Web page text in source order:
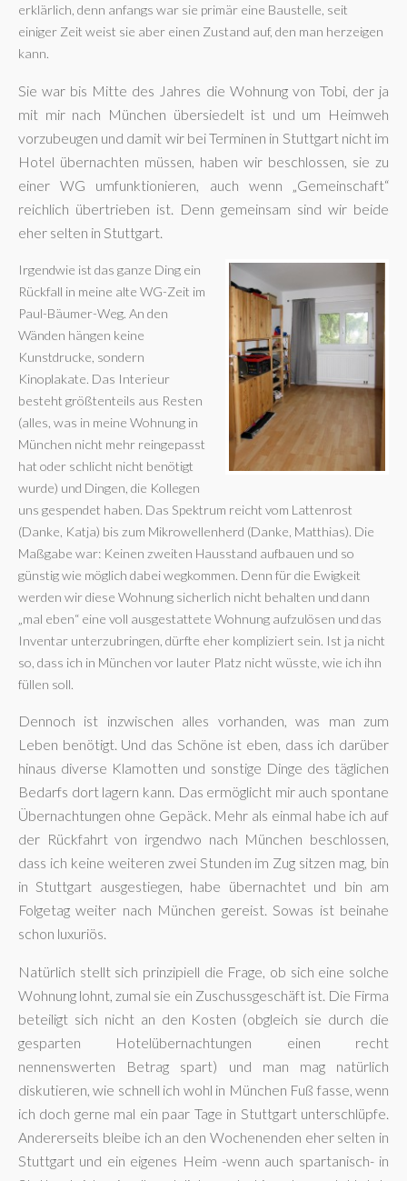
erklärlich, denn anfangs war sie primär eine Baustelle, seit
einiger Zeit weist sie aber einen Zustand auf, den man herzeigen
kann.
Sie war bis Mitte des Jahres die Wohnung von Tobi, der ja
mit mir nach München übersiedelt ist und um Heimweh
vorzubeugen und damit wir bei Terminen in Stuttgart nicht im
Hotel übernachten müssen, haben wir beschlossen, sie zu
einer WG umfunktionieren, auch wenn „Gemeinschaft“
reichlich übertrieben ist. Denn gemeinsam sind wir beide
eher selten in Stuttgart.
Irgendwie ist das ganze Ding ein
Rückfall in meine alte WG-Zeit im
Paul-Bäumer-Weg. An den
Wänden hängen keine
Kunstdrucke, sondern
Kinoplakate. Das Interieur
besteht größtenteils aus Resten
(alles, was in meine Wohnung in
München nicht mehr reingepasst
hat oder schlicht nicht benötigt
wurde) und Dingen, die Kollegen
uns gespendet haben. Das Spektrum reicht vom Lattenrost
(Danke, Katja) bis zum Mikrowellenherd (Danke, Matthias). Die
Maßgabe war: Keinen zweiten Hausstand aufbauen und so
günstig wie möglich dabei wegkommen. Denn für die Ewigkeit
werden wir diese Wohnung sicherlich nicht behalten und dann
„mal eben“ eine voll ausgestattete Wohnung aufzulösen und das
Inventar unterzubringen, dürfte eher kompliziert sein. Ist ja nicht
so, dass ich in München vor lauter Platz nicht wüsste, wie ich ihn
füllen soll.
Dennoch ist inzwischen alles vorhanden, was man zum
Leben benötigt. Und das Schöne ist eben, dass ich darüber
hinaus diverse Klamotten und sonstige Dinge des täglichen
Bedarfs dort lagern kann. Das ermöglicht mir auch spontane
Übernachtungen ohne Gepäck. Mehr als einmal habe ich auf
der Rückfahrt von irgendwo nach München beschlossen,
dass ich keine weiteren zwei Stunden im Zug sitzen mag, bin
in Stuttgart ausgestiegen, habe übernachtet und bin am
Folgetag weiter nach München gereist. Sowas ist beinahe
schon luxuriös.
Natürlich stellt sich prinzipiell die Frage, ob sich eine solche
Wohnung lohnt, zumal sie ein Zuschussgeschäft ist. Die Firma
beteiligt sich nicht an den Kosten (obgleich sie durch die
gesparten Hotelübernachtungen einen recht
nennenswerten Betrag spart) und man mag natürlich
diskutieren, wie schnell ich wohl in München Fuß fasse, wenn
ich doch gerne mal ein paar Tage in Stuttgart unterschlüpfe.
Andererseits bleibe ich an den Wochenenden eher selten in
Stuttgart und ein eigenes Heim -wenn auch spartanisch- in